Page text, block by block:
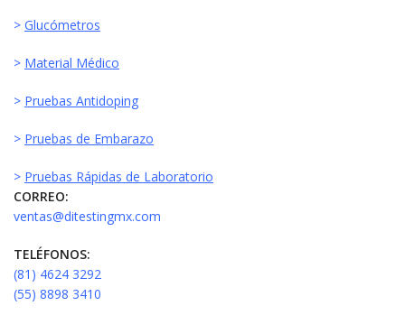
> Glucómetros
> Material Médico
> Pruebas Antidoping
> Pruebas de Embarazo
> Pruebas Rápidas de Laboratorio
CORREO:
ventas@ditestingmx.com
TELÉFONOS:
(81) 4624 3292
(55) 8898 3410